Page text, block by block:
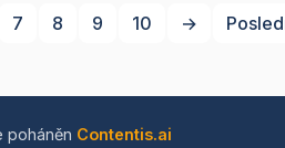
zveme k objevování naší
nabídky sushi setů, které
se unést smyslovým zážitkem,
vás přenese do srdce Asie.
7 8 9 10 →
poháněn Contentis.ai